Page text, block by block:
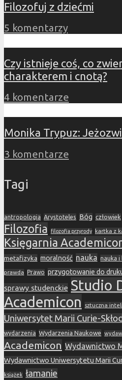
Filozofuj z dziećmi
5 komentarzy
Czy istnieje coś, co
charakterem i cnotą?
4 komentarze
Monika Trypuz:
3 komentarze
Tagi
antropologia Arystoteles Bóg człowiek
Filozofia filozofia przyrody kartka z
Księgarnia
metafizyka moralność nauka nauka i
prawda Prawo przygotowanie do
sprawy studenckie Studio
Academicon
sztuczna
Uniwersytet Marii Curie-
wydarzenia Wydarzenia Naukowe
Academicon Wydawnictwo
Wydawnictwo Uniwersytetu Marii
książek łamanie